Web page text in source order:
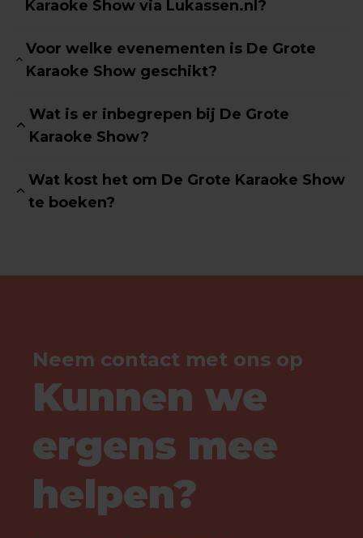
Karaoke Show via Lukassen.nl?
Voor welke evenementen is De Grote
Karaoke Show geschikt?
Wat is er inbegrepen bij De Grote
Karaoke Show?
Wat kost het om De Grote Karaoke Show
te boeken?
Neem contact met ons op
Kunnen we
ergens mee
helpen?